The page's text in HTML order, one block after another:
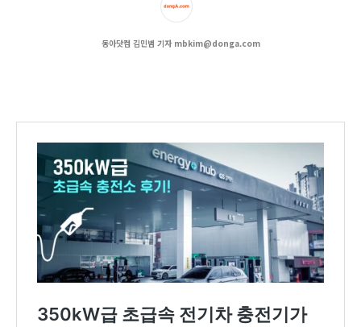
동아닷컴 김민범 기자 mbkim@donga.com